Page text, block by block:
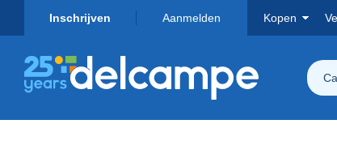
Inschrijven Aanmelden Kopen